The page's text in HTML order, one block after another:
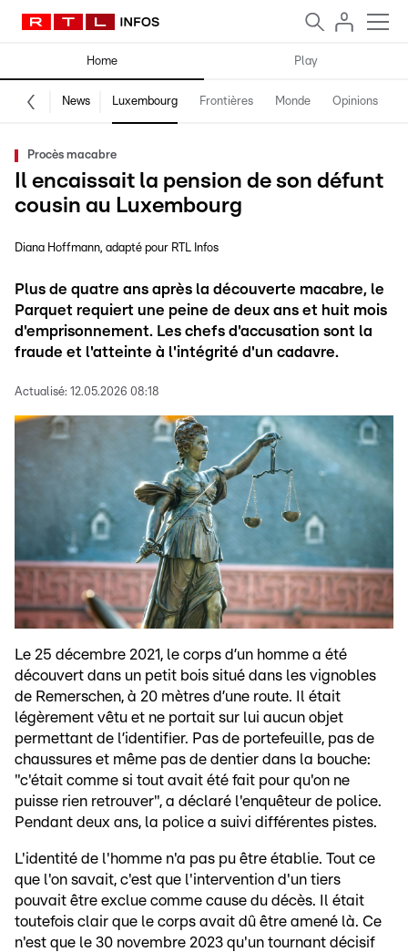
Home Play
News Luxembourg Frontières Monde Opinions
Procès macabre
Il encaissait la pension de son défunt
cousin au Luxembourg
Diana Hoffmann adapté pour RTL Infos
Plus de quatre ans après la découverte macabre, le
Parquet requiert une peine de deux ans et huit mois
d'emprisonnement. Les chefs d'accusation sont la
fraude et l'atteinte à l'intégrité d'un cadavre.
Actualisé: 12.05.2026 08:18
Le 25 décembre 2021, le corps d’un homme a été
découvert dans un petit bois situé dans les vignobles
de Remerschen, à 20 mètres d’une route. Il était
légèrement vêtu et ne portait sur lui aucun objet
permettant de l’identifier. Pas de portefeuille, pas de
chaussures et même pas de dentier dans la bouche:
"c'était comme si tout avait été fait pour qu'on ne
puisse rien retrouver", a déclaré l'enquêteur de police.
Pendant deux ans, la police a suivi différentes pistes.
L'identité de l'homme n'a pas pu être établie. Tout ce
que l'on savait, c'est que l'intervention d'un tiers
pouvait être exclue comme cause du décès. Il était
toutefois clair que le corps avait dû être amené là. Ce
n'est que le 30 novembre 2023 qu'un tournant décisif